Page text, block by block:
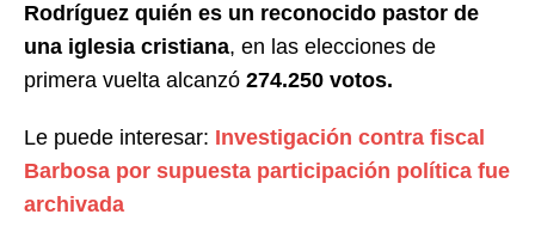
Rodríguez quién es un reconocido pastor de
una iglesia cristiana, en las elecciones de
primera vuelta alcanzó 274.250 votos.
Le puede interesar: Investigación contra fiscal
Barbosa por supuesta participación política fue
archivada